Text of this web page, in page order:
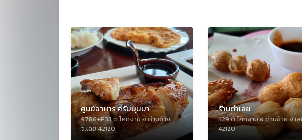
ศูนย์อาหาร ครับบุษบา
9786+P33 ต.โคกงาม อ.ด่านซ้าย
จ.เลย 42120
รัานตำเลย
429 ต.โคกงาม อ.ด่านซ้าย จ.เ
42120